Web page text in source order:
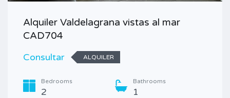
Alquiler Valdelagrana vistas al mar
CAD704
Consultar
ALQUILER
Bedrooms
2
Bathrooms
1